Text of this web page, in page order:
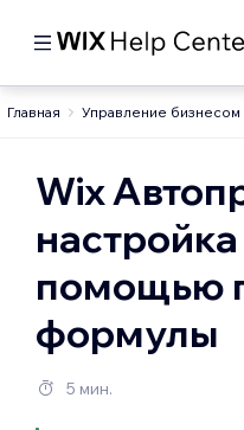
Главная Управление бизнесом
Wix
помощью
формулы
5 мин.